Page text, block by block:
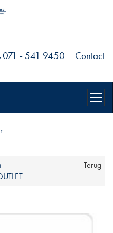
Phone
071 - 541 9450
Contact
Terug